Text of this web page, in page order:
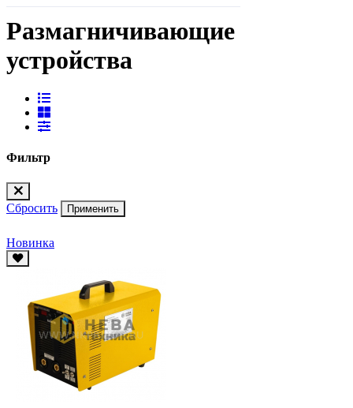
Размагничивающие
устройства
Фильтр
Сбросить Применить
Новинка